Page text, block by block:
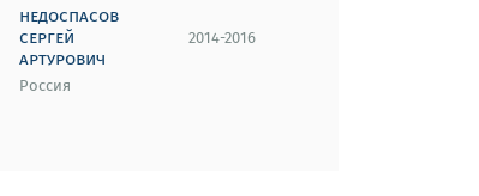
недоспасов
сергей
артурович
Россия
2014-2016